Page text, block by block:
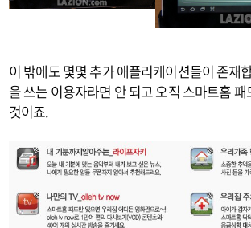
이 밖에도 몇몇 추가 애플리케이션들이 존재
을 쓰는 이용자라면 안 되고 오직 스마트홈
것이죠.